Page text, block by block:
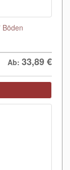
Böden
Ab: 33,89€